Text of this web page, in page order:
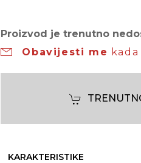
Proizvod je trenutno
Obavijesti me
KARAKTERISTIKE